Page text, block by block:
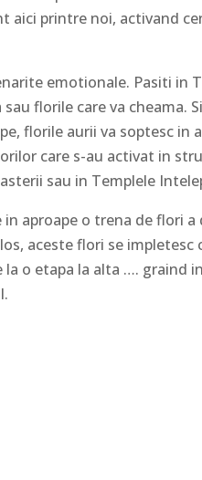
aici printre noi, activand
emotionale. Pasiti in
florile care va cheama.
florile aurii va soptesc in
care s-au activat in
sau in Templele
aproape o trena de flori
aceste flori se impletesc
o etapa la alta …. graind